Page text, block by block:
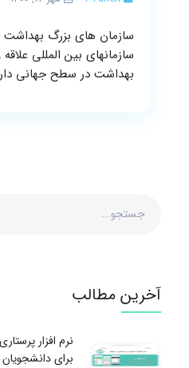
سازمان های بزرگ بهداشت
سازمانهای بین المللی
بهداشت در سطح جهانی
آخرین مطالب
نرم افزار
برای